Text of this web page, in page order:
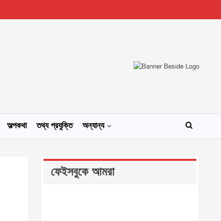
অল্পকথা তথ্য প্রযুক্তি অন্যান্য
ফেইসবুকে আমরা